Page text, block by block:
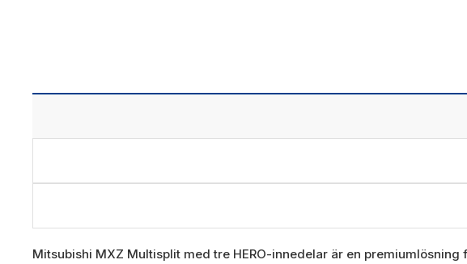
Mitsubishi MXZ Multisplit med tre HERO-innedelar är en